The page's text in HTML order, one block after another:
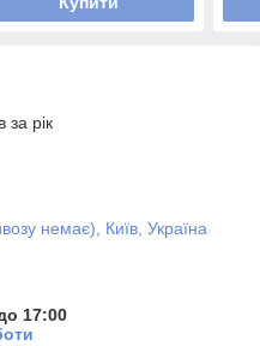
за рік
немає), Київ, Україна
17:00